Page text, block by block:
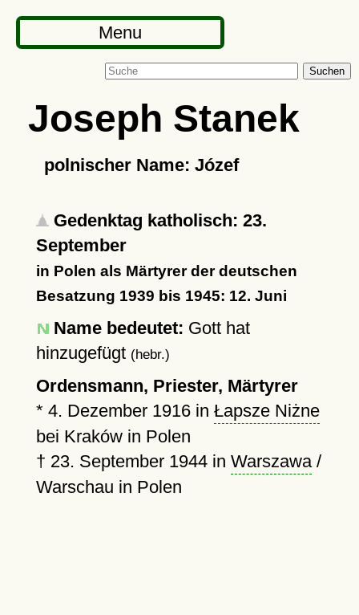
Menu
Suchen
Joseph Stanek
polnischer Name: Józef
Gedenktag katholisch: 23.
September
in Polen als Märtyrer der deutschen
Besatzung 1939 bis 1945: 12. Juni
Name bedeutet: Gott hat
hinzugefügt (hebr.)
Ordensmann, Priester, Märtyrer
* 4. Dezember 1916in Łapsze Niżne
bei Kraków in Polen
† 23. September 1944in Warszawa/
Warschau in Polen